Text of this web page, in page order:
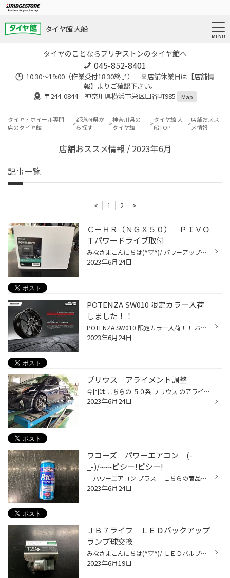
タイヤ館 大船
タイヤのことならブリヂストンのタイヤ館へ
045-852-8401
10:30～19:00（作業受付18:30終了） ※店舗休業日は【店舗情
報】よりご確認下さい。
〒244-0844 神奈川県横浜市栄区田谷町985
Map
タイヤ・ホイール専門
店のタイヤ館
都道府県か
ら探す
神奈川県の
タイヤ館
タイヤ館 大
船TOP
店舗おスス
メ情報
店舗おススメ情報 / 2023年6月
記事一覧
< 1 2 >
Ｃ－ＨＲ（ＮＧＸ５０） ＰＩＶＯ
Ｔパワードライブ取付
みなさまこんにちは(^▽^)/ パワーアップパーツの取付ご紹介です。 Ｐｉｖｏｔのパワードライブです。 車種専用パーツで、インマニの圧力センサーに割り込まして、センサー値に補正をかけてパワーアップを図ろうというパーツ。 今回ご案内のトヨタ８NR-FTSエンジン専用モデルで、特に中高速域ではし...
2023年6月24日
POTENZA SW010 限定カラー入荷
しました！！
POTENZA SW010 限定カラー入荷！！ お手頃価格で軽量・高剛性！！コスパが非常に高いと人気の ポテンザ SW010のブリヂストンタイヤショップ限定カラー、 フラットダークガンメタリックが入荷しました!! サイズは売れ筋の１部サイズのみのラインナップとなっております。 18X80 5/114 +35 在庫ありま...
2023年6月24日
プリウス アライメント調整
今回は こちらの ５０系 プリウス のアライメントをご紹介いたします(-_-)/~~~ピシー!ピシー! まずはセンサーを取り付けて角度の測定を致します フロントはこちらの部品を使って角度を調整していきます リアはこちらの部分を調整する事でトー角の調整が可能です 前後のトー角を適性の値に調整致しま...
2023年6月24日
ワコーズ パワーエアコン (-
_-)/~~~ピシー!ピシー!
「パワーエアコン プラス」 こちらの商品を注入すると！！ 燃費向上 冷却性能向上（体感温度-2℃の体感） エアコン静粛性向上 エアコンガス漏れ防止 エアコンシステム耐久性向上 体感がしやすいパワーエアコンプラス！！ 坂道もスイス〜イって感じ♪(๑ᴖ◡ᴖ๑)♪ エアコンを入れると回転数が上がる(｀・∀...
2023年6月24日
ＪＢ７ライフ ＬＥＤバックアップ
ランプ球交換
みなさまこんにちは(^▽^)/ ＬＥＤバルブ取付のご紹介です。 スフィアライトの補修用LEDバルブ。 もともとは口金Ｔ１０のみのラインナップでしたが、好評につきサイズ拡大しＴ１６，２０、Ｓ２５等のタイプが追加ラインナップしましたので早速取付してみたいと思います。 ノーマルバルブとの比較。左...
2023年6月19日